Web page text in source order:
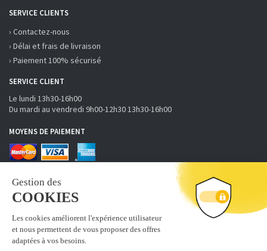
SERVICE CLIENTS
› Contactez-nous
› Délai et frais de livraison
› Paiement 100% sécurisé
SERVICE CLIENT
Le lundi 13h30-16h00
Du mardi au vendredi 9h00-12h30 13h30-16h00
MOYENS DE PAIEMENT
RECEVOIR LA NEWSLETTER
S'inscrire
Abonnez-vous à la newsletter fobi.fr pour recevoir nos bons